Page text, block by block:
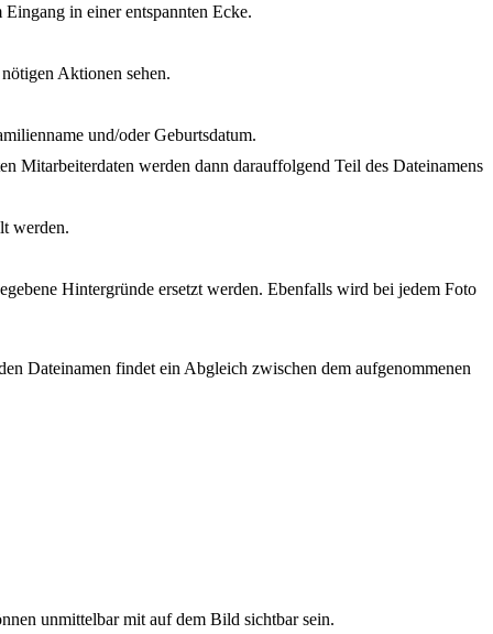
in einer entspannten Ecke.
Aktionen sehen.
und/oder Geburtsdatum.
Mitarbeiterdaten werden dann darauffolgend Teil des Dateinamens
werden.
Hintergründe ersetzt werden. Ebenfalls wird bei jedem Foto
Dateinamen findet ein Abgleich zwischen dem aufgenommenen
unmittelbar mit auf dem Bild sichtbar sein.